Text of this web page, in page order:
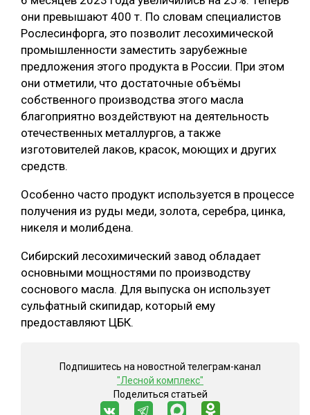
БЕЗОПАСНОЕ ПРОИЗВОДСТВО
СОРТИРОВКА ДРЕВЕСИНЫ
МЕБЕЛЬНОЕ ПРОИЗВОДСТВО
они превышают 400 т. По словам специалистов
Рослесинфорга, это позволит лесохимической
промышленности заместить зарубежные
предложения этого продукта в России. При этом
они отметили, что достаточные объёмы
собственного производства этого масла
благоприятно воздействуют на деятельность
отечественных металлургов, а также
изготовителей лаков, красок, моющих и других
средств.
Особенно часто продукт используется в процессе
получения из руды меди, золота, серебра, цинка,
никеля и молибдена.
Сибирский лесохимический завод обладает
основными мощностями по производству
соснового масла. Для выпуска он использует
сульфатный скипидар, который ему
предоставляют ЦБК.
Подпишитесь на новостной телеграм-канал
"Лесной комплекс"
Поделиться статьей